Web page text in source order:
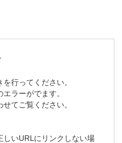
行ってください。
ラーがでます。
せてご覧ください。
しいURLにリンクしない場